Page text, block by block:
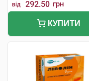
від 292.50 грн
КУПИТИ